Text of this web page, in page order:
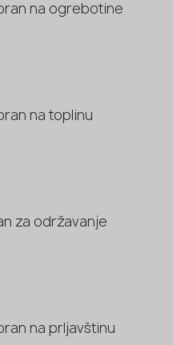
na ogrebotine
na toplinu
za održavanje
na prljavštinu